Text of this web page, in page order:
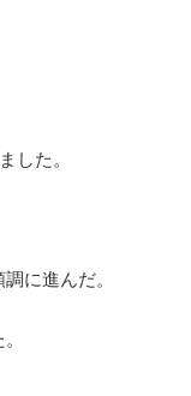
した。
に進んだ。